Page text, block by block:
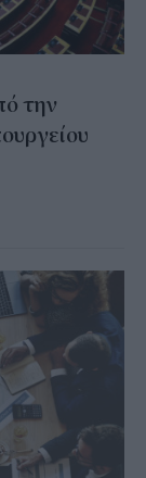
την